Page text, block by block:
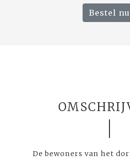
Bestel nu
De bewoners van het